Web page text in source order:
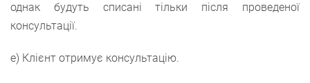
однак будуть списані тільки після проведеної
консультації.
е) Клієнт отримує консультацію.